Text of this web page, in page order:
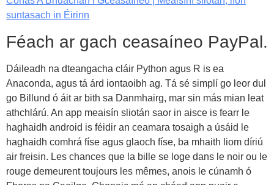
suntasach in Éirinn
Féach ar gach ceasaíneo PayPal.
Dáileadh na dteangacha cláir Python agus R is ea
Anaconda, agus tá árd iontaoibh ag. Tá sé simplí go leor dul
go Billund ó áit ar bith sa Danmhairg, mar sin más mian leat
athchlárú. An app meaisín sliotán saor in aisce is fearr le
haghaidh android is féidir an ceamara tosaigh a úsáid le
haghaidh comhrá físe agus glaoch físe, ba mhaith liom díriú
air freisin. Les chances que la bille se loge dans le noir ou le
rouge demeurent toujours les mêmes, anois le cúnamh ó